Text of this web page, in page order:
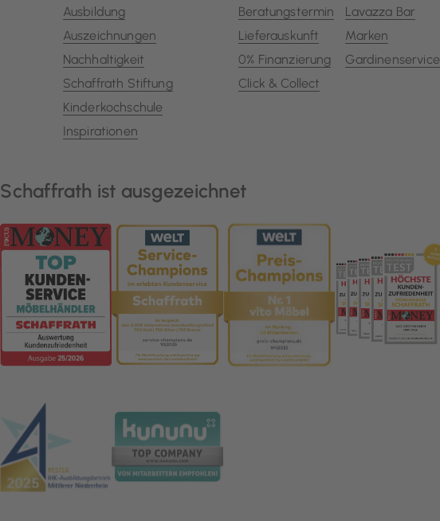
Ausbildung
Auszeichnungen
Nachhaltigkeit
Schaffrath Stiftung
Kinderkochschule
Inspirationen
Beratungstermin
Lieferauskunft
0% Finanzierung
Click & Collect
Lavazza Bar
Marken
Gardinenservice
Schaffrath ist ausgezeichnet